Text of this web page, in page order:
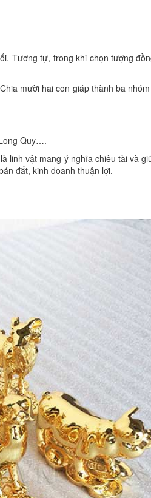
Tương tự, trong khi chọn tượng
mười hai con giáp thành ba
Quy….
linh vật mang ý nghĩa chiêu tài và
đắt, kinh doanh thuận lợi.